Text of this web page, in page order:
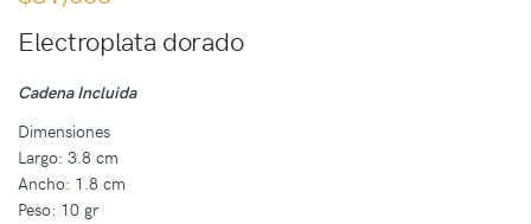
Electroplata dorado
Cadena Incluida
Dimensiones
Largo: 3.8 cm
Ancho: 1.8 cm
Peso: 10 gr